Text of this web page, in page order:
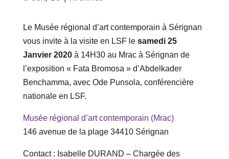
Le Musée régional d’art contemporain à Sérignan
vous invite à la visite en LSF le samedi 25
Janvier 2020à 14H30 au Mrac à Sérignan de
l’exposition « Fata Bromosa » d’Abdelkader
Benchamma, avec Ode Punsola, conférencière
nationale en LSF.
Musée régional d’art contemporain (Mrac)
146 avenue de la plage 34410 Sérignan
Contact : Isabelle DURAND – Chargée des